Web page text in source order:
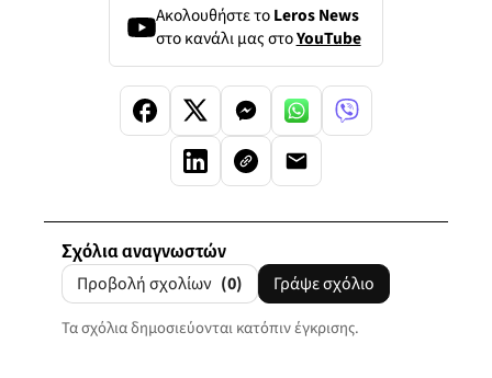
Ακολουθήστε τοLeros News
στο κανάλι μας στοYouTube
Σχόλια αναγνωστών
Προβολή σχολίων (0) Γράψε σχόλιο
Τα σχόλια δημοσιεύονται κατόπιν έγκρισης.